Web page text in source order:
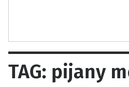
TAG: pijany